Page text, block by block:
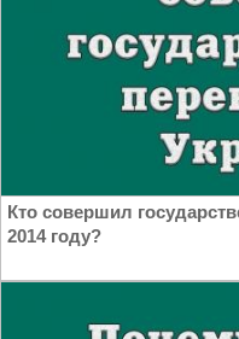
Кто совершил
2014 году?